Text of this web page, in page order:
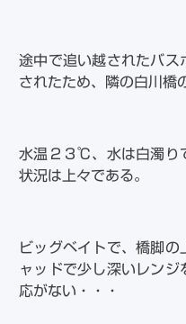
途中で追い越されたバス
されたため、隣の白川橋
水温２３℃、水は白濁り
状況は上々である。
ビッグベイトで、橋脚
ャッドで少し深いレンジ
応がない・・・